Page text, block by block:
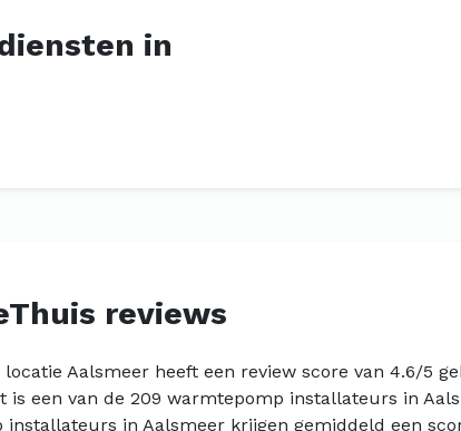
in
reviews
Aalsmeer heeft een review score van 4.6/5
is een van de 209 warmtepomp installateurs in
installateurs in Aalsmeer krijgen gemiddeld een